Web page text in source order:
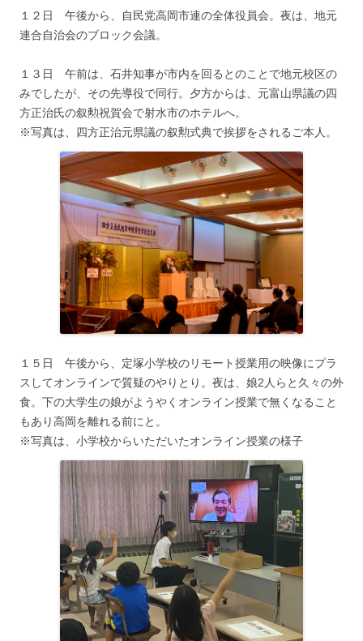
１２日 午後から、自民党高岡市連の全体役員会。夜は、地元
連合自治会のブロック会議。
１３日 午前は、石井知事が市内を回るとのことで地元校区の
みでしたが、その先導役で同行。夕方からは、元富山県議の四
方正治氏の叙勲祝賀会で射水市のホテルへ。
※写真は、四方正治元県議の叙勲式典で挨拶をされるご本人。
１５日 午後から、定塚小学校のリモート授業用の映像にプラ
スしてオンラインで質疑のやりとり。夜は、娘2人らと久々の外
食。下の大学生の娘がようやくオンライン授業で無くなること
もあり高岡を離れる前にと。
※写真は、小学校からいただいたオンライン授業の様子